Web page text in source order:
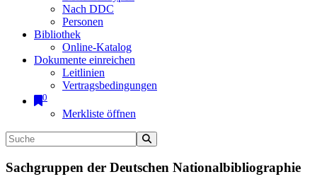
Nach DDC
Personen
Bibliothek
Online-Katalog
Dokumente einreichen
Leitlinien
Vertragsbedingungen
0
Merkliste öffnen
Sachgruppen der Deutschen Nationalbibliographie